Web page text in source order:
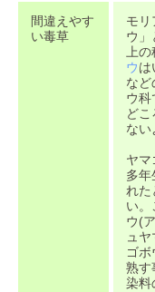
間違えやす
い毒草
モリ
ウ」
上の
ウ は
など
ウ科
ど
ない
ヤマ
多年
れた
い。
ウ(
ュ
ゴボ
熟す
染料